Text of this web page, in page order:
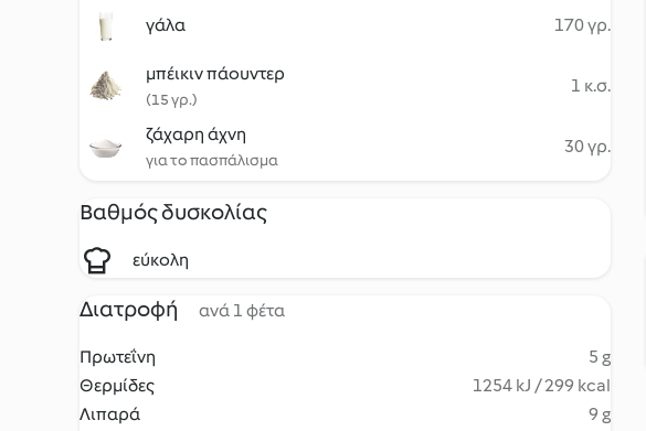
γάλα 170 γρ.
μπέικιν πάουντερ
(15 γρ.)
1 κ.σ.
ζάχαρη άχνη
για το πασπάλισμα
30 γρ.
Βαθμός δυσκολίας
εύκολη
Διατροφή ανά 1 φέτα
Πρωτεΐνη
5 g
Θερμίδες
1254 kJ / 299 kcal
Λιπαρά
9 g